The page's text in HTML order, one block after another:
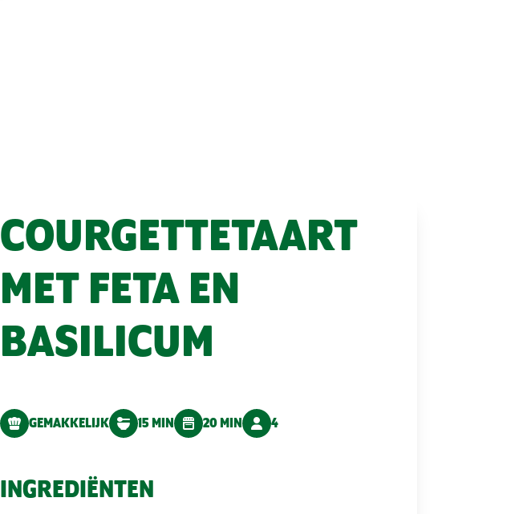
COURGETTETAART
MET FETA EN
BASILICUM
GEMAKKELIJK 15 MIN 20 MIN 4
INGREDIËNTEN